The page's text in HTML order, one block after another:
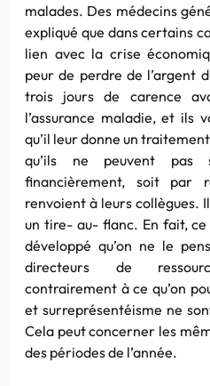
malades. Des médecins
expliqué que dans certains
lien avec la crise
peur de perdre de l’argent
trois jours de carence
l’assurance maladie, et ils
qu’il leur donne un
qu’ils ne peuvent
financièrement, soit par
renvoient à leurs collègues.
un tire- au- flanc. En fait,
développé qu’on ne le
directeurs de
contrairement à ce qu’on
et surreprésentéisme ne
Cela peut concerner les
des périodes de l’année.